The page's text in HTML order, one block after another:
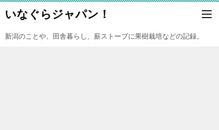
いなぐらジャパン！
新潟のことや、田舎暮らし、薪ストーブに果樹栽培などの記録。